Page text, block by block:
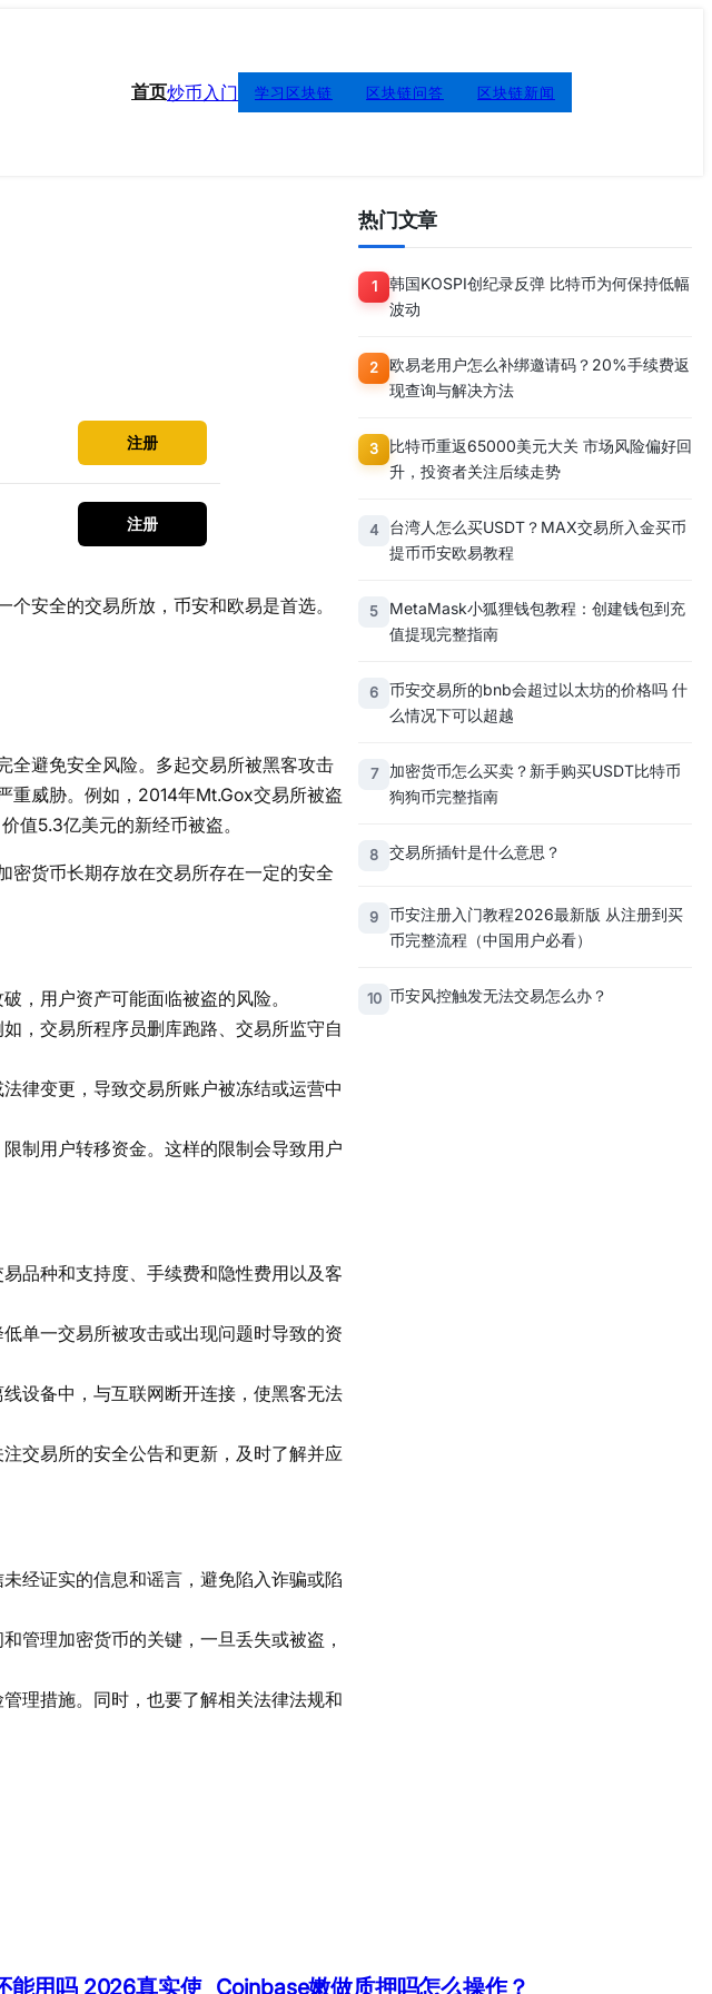
首页炒币入门 学习区块链 区块链问答 区块链新闻
注册
注册
安全的交易所放，币安和欧易是首选。
全避免安全风险。多起交易所被黑客攻击
重威胁。例如，2014年Mt.Gox交易所被盗
值5.3亿美元的新经币被盗。
密货币长期存放在交易所存在一定的安全
，用户资产可能面临被盗的风险。
，交易所程序员删库跑路、交易所监守自
律变更，导致交易所账户被冻结或运营中
制用户转移资金。这样的限制会导致用户
品种和支持度、手续费和隐性费用以及客
单一交易所被攻击或出现问题时导致的资
设备中，与互联网断开连接，使黑客无法
交易所的安全公告和更新，及时了解并应
经证实的信息和谣言，避免陷入诈骗或陷
管理加密货币的关键，一旦丢失或被盗，
理措施。同时，也要了解相关法律法规和
热门文章
1
韩国KOSPI创纪录反弹 比特币为何保持低幅
波动
2
欧易老用户怎么补绑邀请码？20%手续费返
现查询与解决方法
3
比特币重返65000美元大关 市场风险偏好回
升，投资者关注后续走势
4
台湾人怎么买USDT？MAX交易所入金买币
提币币安欧易教程
5
MetaMask小狐狸钱包教程：创建钱包到充
值提现完整指南
6
币安交易所的bnb会超过以太坊的价格吗 什
么情况下可以超越
7
加密货币怎么买卖？新手购买USDT比特币
狗狗币完整指南
8 交易所插针是什么意思？
9
币安注册入门教程2026最新版 从注册到买
币完整流程（中国用户必看）
10 币安风控触发无法交易怎么办？
能用吗 2026真实使 Coinbase嫩做质押吗怎么操作？